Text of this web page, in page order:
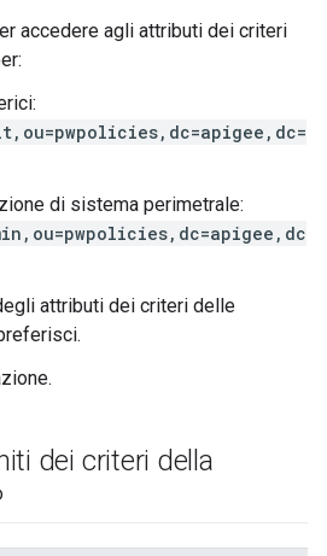
accedere agli attributi dei criteri
di sistema perimetrale:
attributi dei criteri delle
dei criteri della